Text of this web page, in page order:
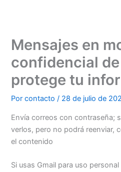
Mensajes en
confidencial
protege tu
Porcontacto/ 28 de julio de
Envía correos con contraseña;
verlos, pero no podrá reenviar,
el contenido
Si usas Gmail para uso